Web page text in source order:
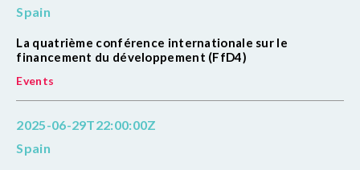
Spain
La quatrième conférence internationale sur le
financement du développement (FfD4)
Events
2025-06-29T22:00:00Z
Spain